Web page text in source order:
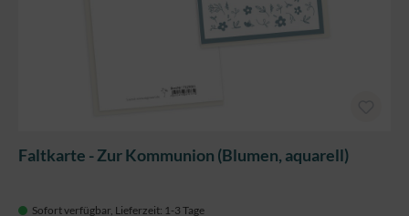
Faltkarte - Zur Kommunion (Blumen, aquarell)
Sofort verfügbar, Lieferzeit: 1-3 Tage